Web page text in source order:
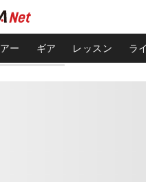
ー ギア レッスン ラ